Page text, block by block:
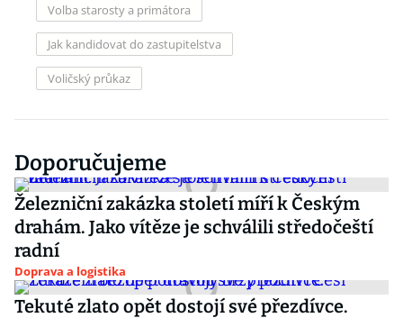
Volba starosty a primátora
Jak kandidovat do zastupitelstva
Voličský průkaz
Doporučujeme
Železniční zakázka století míří k Českým
drahám. Jako vítěze je schválili středočeští
radní
Doprava a logistika
Tekuté zlato opět dostojí své přezdívce.